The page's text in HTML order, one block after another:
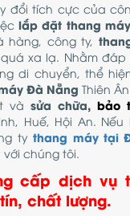
đổi tích cực của
lắp đặt thang máy
hàng, công ty,
xa lạ. Nhằm
di chuyển, thể
Đà NẵngThiên
và sửa chữa, bảo
Huế, Hội An.
tythang máy tại
chúng tôi.
cấp dịch vụ
chất lượng.